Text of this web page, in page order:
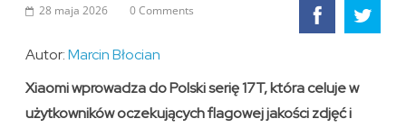
28 maja 2026 0 Comments
Autor:Marcin Błocian
Xiaomi wprowadza do Polski serię 17T, która celuje w
użytkowników oczekujących flagowej jakości zdjęć i